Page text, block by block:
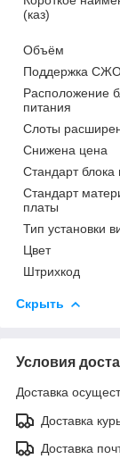
(каз)
Объём
Поддержка
Расположение
питания
Слоты
Снижена цена
Стандарт блока
Стандарт
платы
Тип установки
Цвет
Штрихкод
Скрыть
Условия
Доставка
Доставка
Доставка